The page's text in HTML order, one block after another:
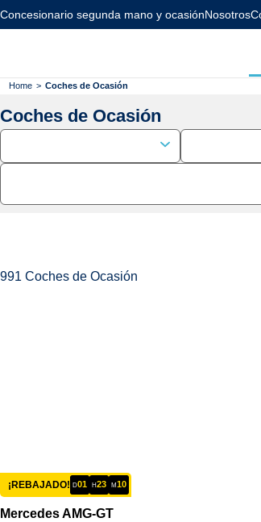
Concesionario segunda mano y ocasiónNosotros
Home > Coches de Ocasión
Coches de Ocasión
991 Coches de Ocasión
¡REBAJADO! D01 H23 M10
MercedesAMG-GT